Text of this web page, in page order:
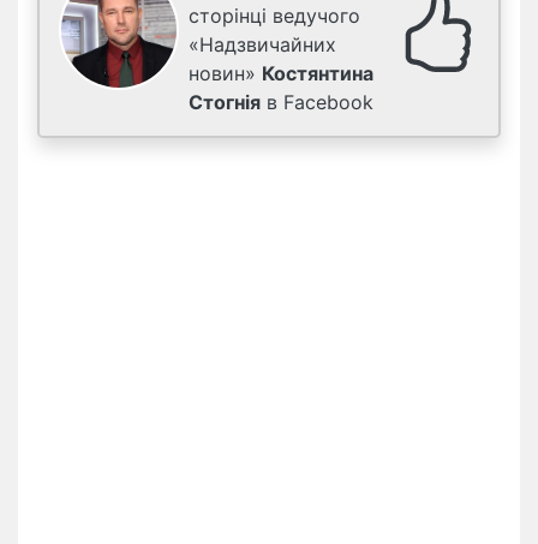
сторінці ведучого
«Надзвичайних
новин» Костянтина
Стогнія в Facebook